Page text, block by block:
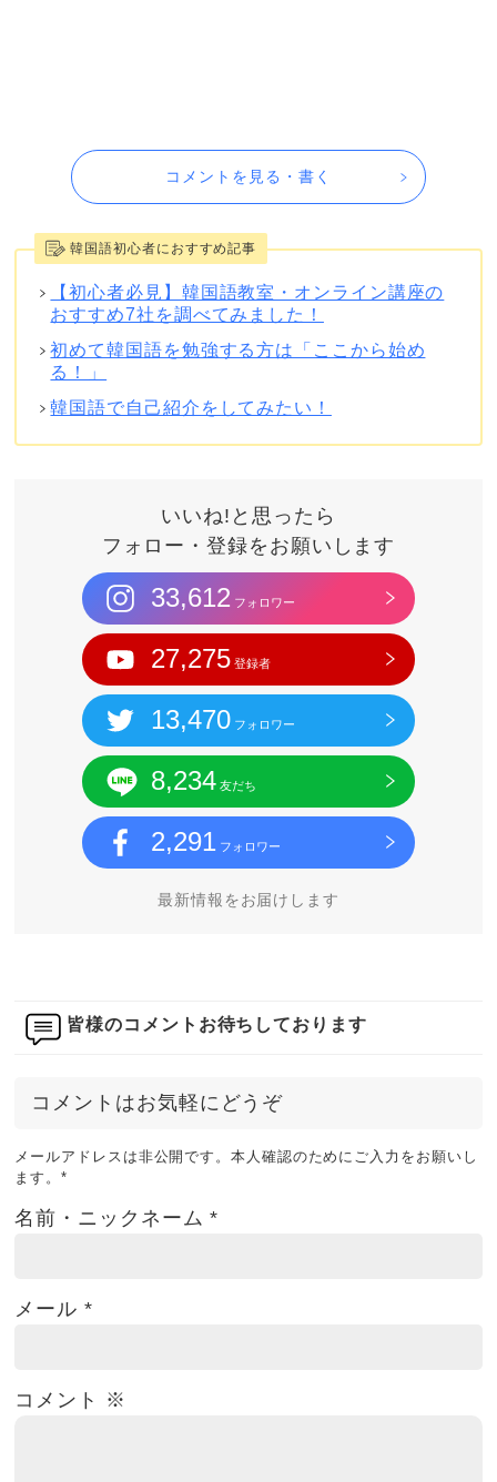
コメントを見る・書く
韓国語初心者におすすめ記事
【初心者必見】韓国語教室・オンライン講座の
おすすめ7社を調べてみました！
初めて韓国語を勉強する方は「ここから始め
る！」
韓国語で自己紹介をしてみたい！
いいね!と思ったら
フォロー・登録をお願いします
33,612 フォロワー
27,275 登録者
13,470 フォロワー
8,234 友だち
2,291 フォロワー
最新情報をお届けします
皆様のコメントお待ちしております
コメントはお気軽にどうぞ
メールアドレスは非公開です。本人確認のためにご入力をお願いし
ます。*
名前・ニックネーム*
メール*
コメント ※